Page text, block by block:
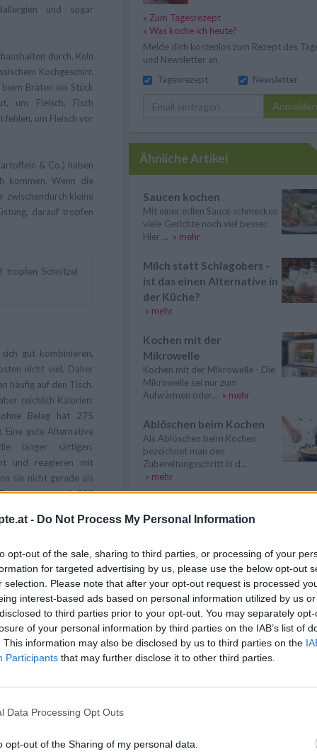
- Do Not Process My Personal Information
opt-out of the sale, sharing to third parties, or processing of your
for targeted advertising by us, please use the below opt-out
selection. Please note that after your opt-out request is processed
interest-based ads based on personal information utilized by us
to third parties prior to your opt-out. You may separately
of your personal information by third parties on the IAB’s list of
This information may also be disclosed by us to third parties on the
Participants that may further disclose it to other third parties.
Data Processing Opt Outs
opt-out of the Sharing of my personal data.
und sogar
durch. Kein
Kochgeschirr.
Braten ein Stück
um Fleisch, Fisch
fehlen, um Fleisch vor
& Co.) haben
kommen. Wenn die
zwischendurch kleine
darauf tropfen
tropfen Schnitzel
gut kombinieren,
nicht viel. Daher
häufig auf den Tisch.
reichlich Kalorien:
Belag hat 275
Eine gute Alternative
länger sättigen.
und reagieren mit
sie nicht gerade als
zwar auch 200
lassen sie sich
einer beschichteten
kann man
(1,5 Prozent Fett)
bekannt. Was viele
Mengen Zucker. Der
weitgehend
enthalten reichlich
Kristallzucker und ist
Mineralwasser
Körper führen. Mehr
» Zum Tagesrezept
» Was koche ich heute?
Melde dich kostenlos zum Rezept des
und Newsletter an.
Tagesrezept
Newsletter
Anmelden
Ähnliche Artikel
Saucen kochen
Mit einer edlen Sauce schmecken
viele Gerichte noch viel besser.
Hier ... » mehr
Milch statt Schlagobers -
ist das einen Alternative in
der Küche?
» mehr
Kochen mit der
Mikrowelle
Kochen mit der Mikrowelle - Die
Mikrowelle sei nur zum
Aufwärmen oder... » mehr
Ablöschen beim Kochen
Als Ablöschen beim Kochen
bezeichnet man den
Zubereitungsschritt in d...
» mehr
Fisch kochen - Fisch schmeckt
Geflügel tranchieren
Geflügel richtig tranchieren
gelingt mit diesen Tipps ganz
einfach. S... » mehr
Passende Rezeptthemen
» Kalorienarme Rezepte
» Diät Rezepte